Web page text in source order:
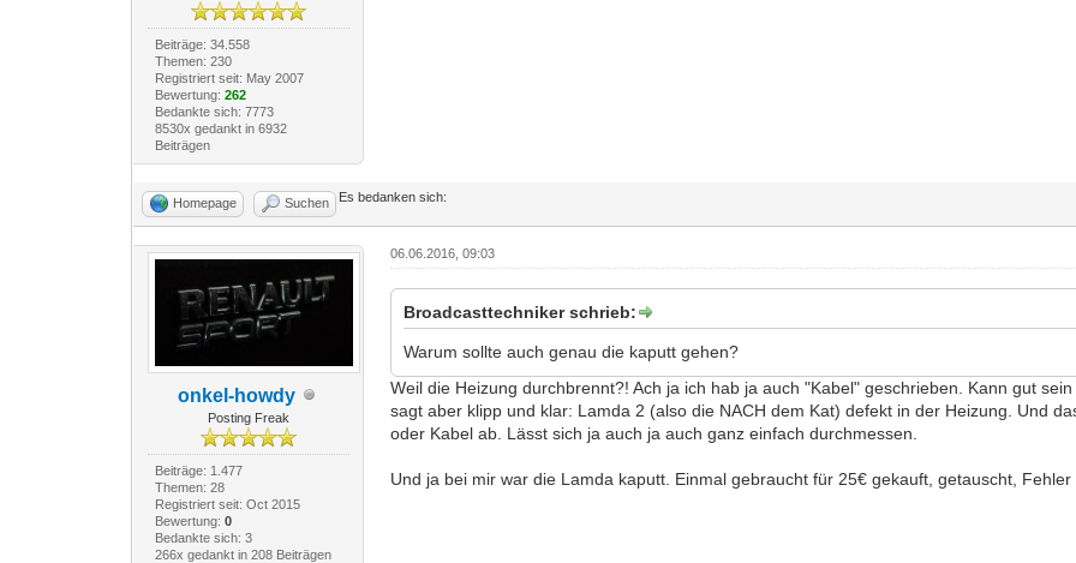
Beiträge: 34.558
Themen: 230
Registriert seit: May 2007
Bewertung: 262
Bedankte sich: 7773
8530x gedankt in 6932
Beiträgen
Homepage Suchen Es bedanken sich:
onkel-howdy
Posting Freak
Beiträge: 1.477
Themen: 28
Registriert seit: Oct 2015
Bewertung: 0
Bedankte sich: 3
266x gedankt in 208 Beiträgen
06.06.2016, 09:03
Broadcasttechniker schrieb:
Warum sollte auch genau die kaputt gehen?
Weil die Heizung durchbrennt?! Ach ja ich hab ja auch "Kabel" geschrieben. Kann gut
sagt aber klipp und klar: Lamda 2 (also die NACH dem Kat) defekt in der Heizung. Und
oder Kabel ab. Lässt sich ja auch ja auch ganz einfach durchmessen.
Und ja bei mir war die Lamda kaputt. Einmal gebraucht für 25€ gekauft, getauscht, Fehler